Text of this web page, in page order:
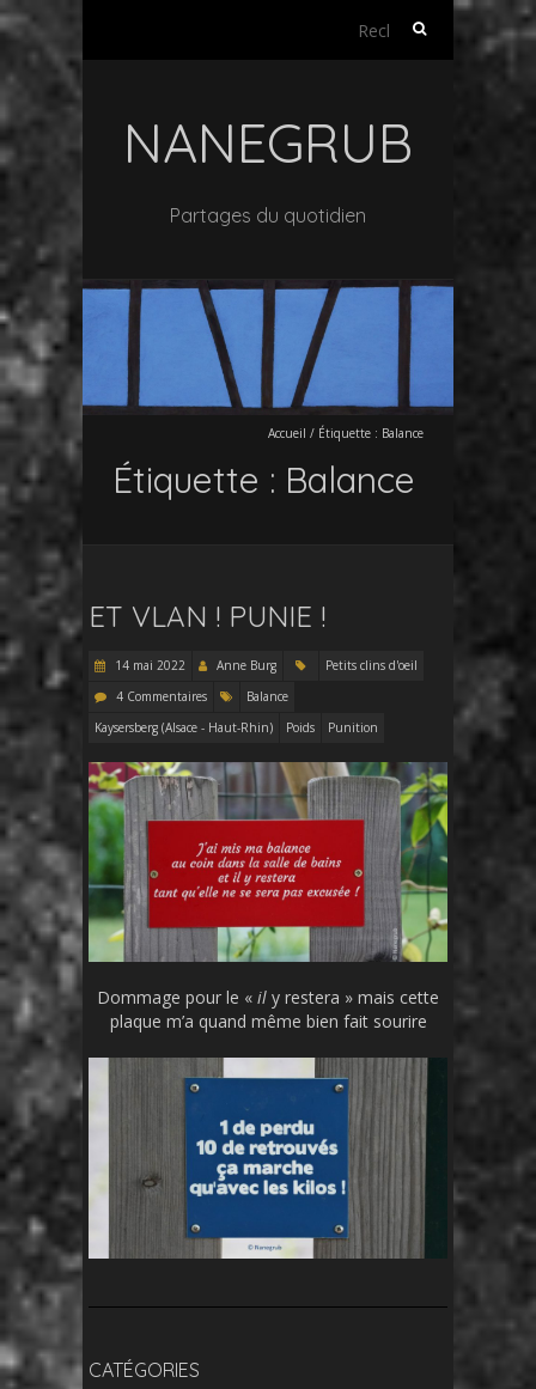
Rechercher :
NANEGRUB
Partages du quotidien
Accueil / Étiquette : Balance
Étiquette : Balance
ET VLAN ! PUNIE !
14 mai 2022 Anne Burg
Petits clins d'oeil
4 Commentaires
Balance
Kaysersberg (Alsace - Haut-Rhin)
Poids Punition
Dommage pour le « il y restera » mais cette
plaque m’a quand même bien fait sourire
CATÉGORIES